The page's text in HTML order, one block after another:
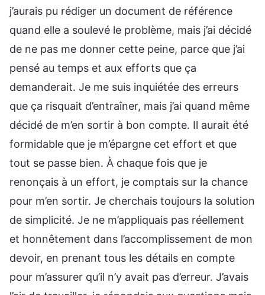
j’aurais pu rédiger un document de référence
quand elle a soulevé le problème, mais j’ai décidé
de ne pas me donner cette peine, parce que j’ai
pensé au temps et aux efforts que ça
demanderait. Je me suis inquiétée des erreurs
que ça risquait d’entraîner, mais j’ai quand même
décidé de m’en sortir à bon compte. Il aurait été
formidable que je m’épargne cet effort et que
tout se passe bien. À chaque fois que je
renonçais à un effort, je comptais sur la chance
pour m’en sortir. Je cherchais toujours la solution
de simplicité. Je ne m’appliquais pas réellement
et honnêtement dans l’accomplissement de mon
devoir, en prenant tous les détails en compte
pour m’assurer qu’il n’y avait pas d’erreur. J’avais